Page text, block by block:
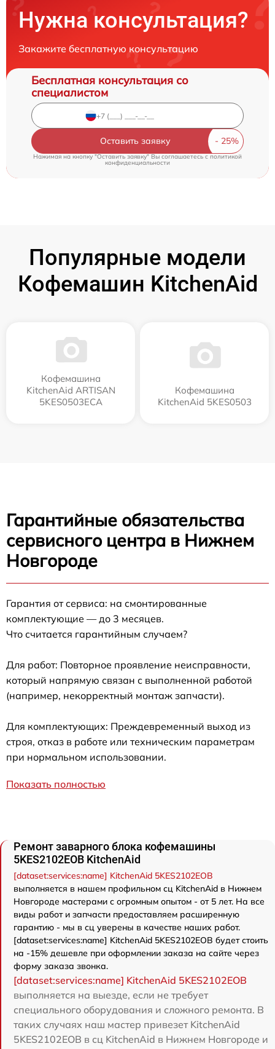
Нужна консультация?
Закажите бесплатную консультацию
Бесплатная консультация со
специалистом
Оставить заявку
Нажимая на кнопку "Оставить заявку" Вы соглашаетесь cполитикой
конфиденциальности
Популярные модели
Кофемашин KitchenAid
Кофемашина
KitchenAid ARTISAN
5KES0503ECA
Кофемашина
KitchenAid 5KES0503
Гарантийные обязательства
сервисного центра в Нижнем
Новгороде
Гарантия от сервиса: на смонтированные
комплектующие — до 3 месяцев.
Что считается гарантийным случаем?
Для работ: Повторное проявление неисправности,
который напрямую связан с выполненной работой
(например, некорректный монтаж запчасти).
Для комплектующих: Преждевременный выход из
строя, отказ в работе или техническим параметрам
при нормальном использовании.
Показать полностью
Ремонт заварного блока кофемашины
5KES2102EOB KitchenAid
[dataset:services:name] KitchenAid 5KES2102EOB
выполняется в нашем профильном сц KitchenAid в Нижнем
Новгороде мастерами с огромным опытом - от 5 лет. На все
виды работ и запчасти предоставляем расширенную
гарантию - мы в сц уверены в качестве наших работ.
[dataset:services:name] KitchenAid 5KES2102EOB будет стоить
на -15% дешевле при оформлении заказа на сайте через
форму заказа звонка.
[dataset:services:name] KitchenAid 5KES2102EOB
выполняется на выезде, если не требует
специального оборудования и сложного ремонта. В
таких случаях наш мастер привезет KitchenAid
5KES2102EOB в сц KitchenAid в Нижнем Новгороде и